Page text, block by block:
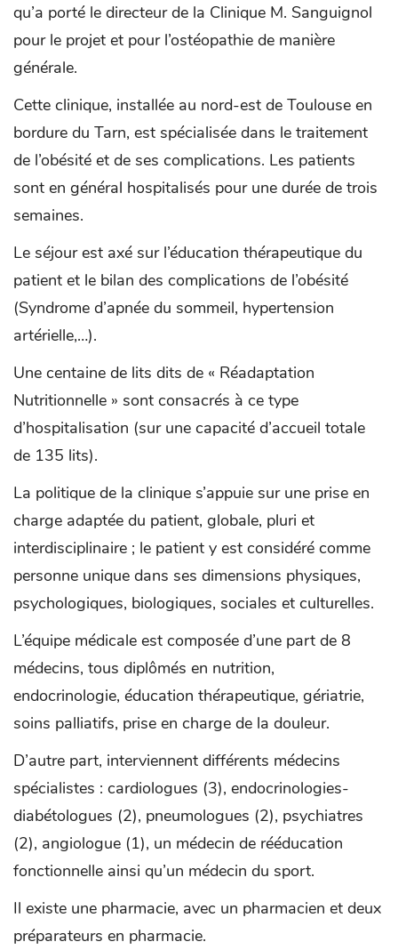
qu’a porté le directeur de la Clinique M. Sanguignol
pour le projet et pour l’ostéopathie de manière
générale.
Cette clinique, installée au nord-est de Toulouse en
bordure du Tarn, est spécialisée dans le traitement
de l’obésité et de ses complications. Les patients
sont en général hospitalisés pour une durée de trois
semaines.
Le séjour est axé sur l’éducation thérapeutique du
patient et le bilan des complications de l’obésité
(Syndrome d’apnée du sommeil, hypertension
artérielle,…).
Une centaine de lits dits de « Réadaptation
Nutritionnelle » sont consacrés à ce type
d’hospitalisation (sur une capacité d’accueil totale
de 135 lits).
La politique de la clinique s’appuie sur une prise en
charge adaptée du patient, globale, pluri et
interdisciplinaire ; le patient y est considéré comme
personne unique dans ses dimensions physiques,
psychologiques, biologiques, sociales et culturelles.
L’équipe médicale est composée d’une part de 8
médecins, tous diplômés en nutrition,
endocrinologie, éducation thérapeutique, gériatrie,
soins palliatifs, prise en charge de la douleur.
D’autre part, interviennent différents médecins
spécialistes : cardiologues (3), endocrinologies-
diabétologues (2), pneumologues (2), psychiatres
(2), angiologue (1), un médecin de rééducation
fonctionnelle ainsi qu’un médecin du sport.
Il existe une pharmacie, avec un pharmacien et deux
préparateurs en pharmacie.